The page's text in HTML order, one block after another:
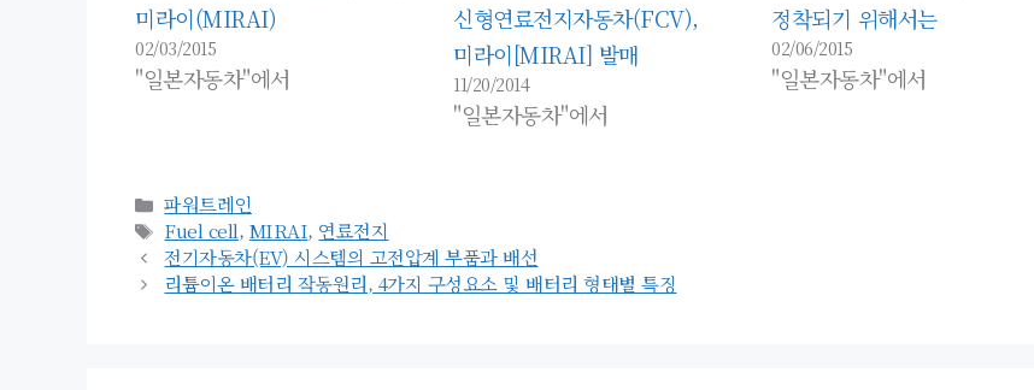
미라이(MIRAI)
02/03/2015
"일본자동차"에서
신형연료전지자동차(FCV),
미라이[MIRAI] 발매
11/20/2014
"일본자동차"에서
정착되기 위해서는
02/06/2015
"일본자동차"에서
카
테
고
리
파워트레인
태
그
Fuel cell, MIRAI, 연료전지
전기자동차(EV) 시스템의 고전압계 부품과 배선
리튬이온 배터리 작동원리, 4가지 구성요소 및 배터리 형태별 특징